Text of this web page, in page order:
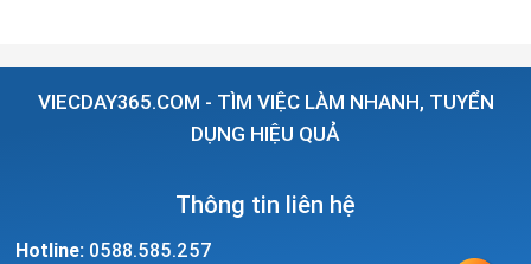
VIECDAY365.COM - TÌM VIỆC LÀM NHANH, TUYỂN
DỤNG HIỆU QUẢ
Thông tin liên hệ
Hotline: 0588.585.257